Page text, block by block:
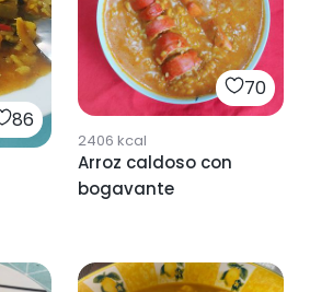
86
70
2406 kcal
Arroz caldoso con
bogavante